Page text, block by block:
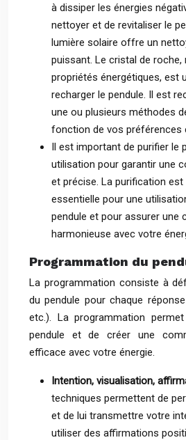
à dissiper les énergies
nettoyer et de revitaliser le
lumière solaire offre un
puissant. Le cristal de
propriétés énergétiques, est
recharger le pendule. Il est
une ou plusieurs méthodes
fonction de vos préférences
Il est important de purifier le
utilisation pour garantir une
et précise. La purification est
essentielle pour une
pendule et pour assurer une
harmonieuse avec votre
Programmation du
La programmation consiste à
du pendule pour chaque
etc.). La programmation
pendule et de créer une
efficace avec votre énergie.
Intention, visualisation,
techniques permettent de
et de lui transmettre votre
utiliser des affirmations